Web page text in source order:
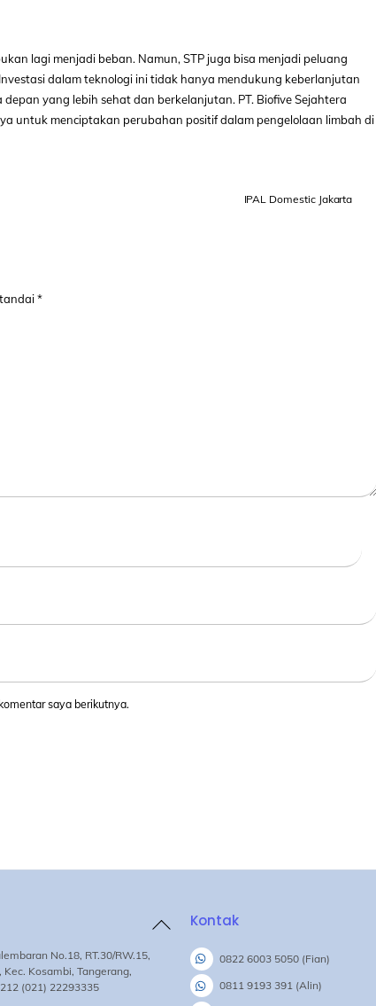
lagi menjadi beban. Namun, STP juga bisa menjadi peluang
dalam teknologi ini tidak hanya mendukung keberlanjutan
yang lebih sehat dan berkelanjutan. PT. Biofive Sejahtera
untuk menciptakan perubahan positif dalam pengelolaan limbah di
IPAL Domestic Jakarta
*
saya berikutnya.
Back
No.18, RT.30/RW.15,
Kec. Kosambi, Tangerang,
(021) 22293335
Kontak
0822 6003 5050 (Fian)
0811 9193 391 (Alin)